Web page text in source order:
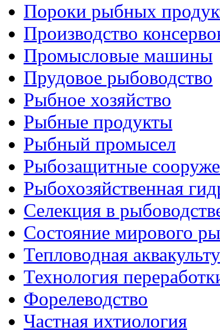
Пороки рыбных
Производство
Промысловые машины
Прудовое рыбоводство
Рыбное хозяйство
Рыбные продукты
Рыбный промысел
Рыбозащитные
Рыбохозяйственная
Селекция в
Состояние мирового
Тепловодная
Технология
Форелеводство
Частная ихтиология